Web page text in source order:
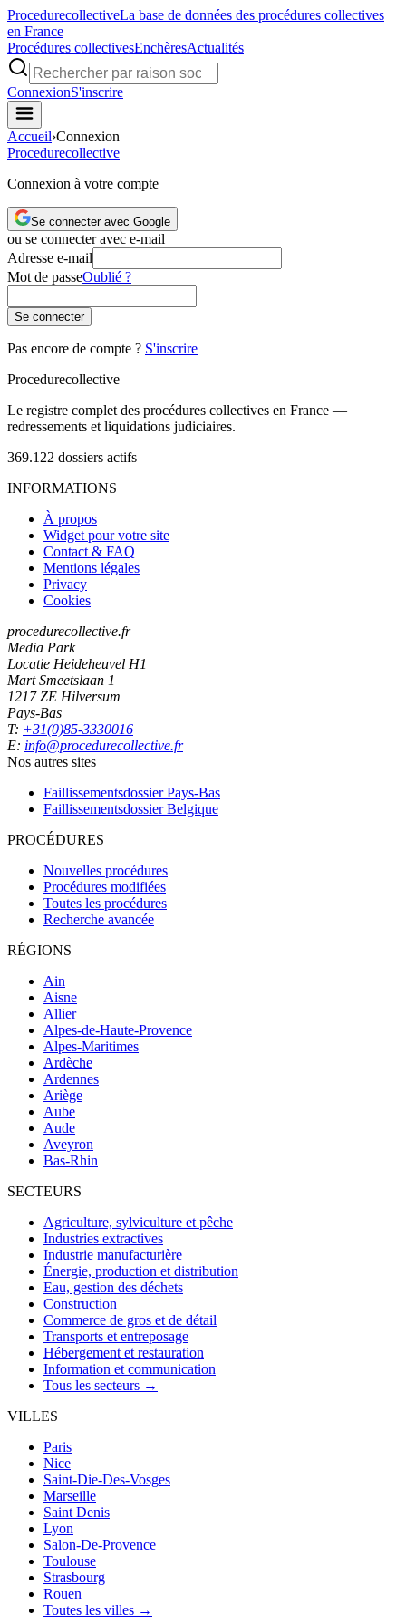
ProcedurecollectiveLa base de données des procédures collectives
en France
Procédures collectivesEnchèresActualités
ConnexionS'inscrire
Accueil›Connexion
Procedurecollective
Connexion à votre compte
Se connecter avec Google
ou se connecter avec e-mail
Adresse e-mail
Mot de passeOublié ?
Se connecter
Pas encore de compte ? S'inscrire
Procedurecollective
Le registre complet des procédures collectives en France —
redressements et liquidations judiciaires.
369.122 dossiers actifs
INFORMATIONS
À propos
Widget pour votre site
Contact & FAQ
Mentions légales
Privacy
Cookies
procedurecollective.fr
Media Park
Locatie Heideheuvel H1
Mart Smeetslaan 1
1217 ZE Hilversum
Pays-Bas
T: +31(0)85-3330016
E: info@procedurecollective.fr
Nos autres sites
Faillissementsdossier Pays-Bas
Faillissementsdossier Belgique
PROCÉDURES
Nouvelles procédures
Procédures modifiées
Toutes les procédures
Recherche avancée
RÉGIONS
Ain
Aisne
Allier
Alpes-de-Haute-Provence
Alpes-Maritimes
Ardèche
Ardennes
Ariège
Aube
Aude
Aveyron
Bas-Rhin
SECTEURS
Agriculture, sylviculture et pêche
Industries extractives
Industrie manufacturière
Énergie, production et distribution
Eau, gestion des déchets
Construction
Commerce de gros et de détail
Transports et entreposage
Hébergement et restauration
Information et communication
Tous les secteurs →
VILLES
Paris
Nice
Saint-Die-Des-Vosges
Marseille
Saint Denis
Lyon
Salon-De-Provence
Toulouse
Strasbourg
Rouen
Toutes les villes →